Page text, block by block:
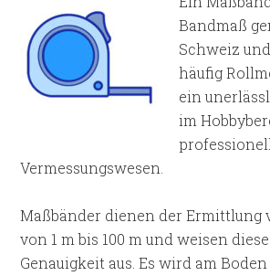
Bandmaß
Schweiz
häufig
ein
im
Vermessungswesen.
Maßbänder dienen der Ermittlung
von 1 m bis 100 m und weisen
Genauigkeit aus. Es wird am